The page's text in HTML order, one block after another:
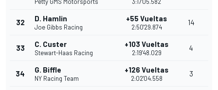
32 D. Hamlin
Joe Gibbs Racing
+55 Vueltas
2:50'29.874
14
33 C. Custer
Stewart-Haas Racing
+103 Vueltas
2:19'48.029
4
34 G. Biffle
NY Racing Team
+126 Vueltas
2:02'04.558
3